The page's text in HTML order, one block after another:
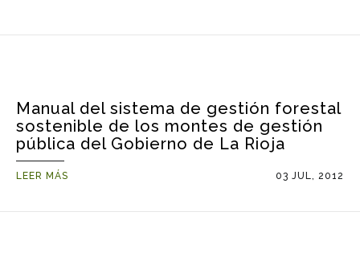
Manual del sistema de gestión forestal
sostenible de los montes de gestión
pública del Gobierno de La Rioja
LEER MÁS 03 JUL, 2012